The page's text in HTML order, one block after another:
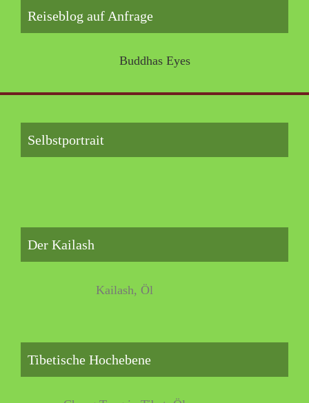
Reiseblog auf Anfrage
Buddhas Eyes
Selbstportrait
Der Kailash
Kailash, Öl
Tibetische Hochebene